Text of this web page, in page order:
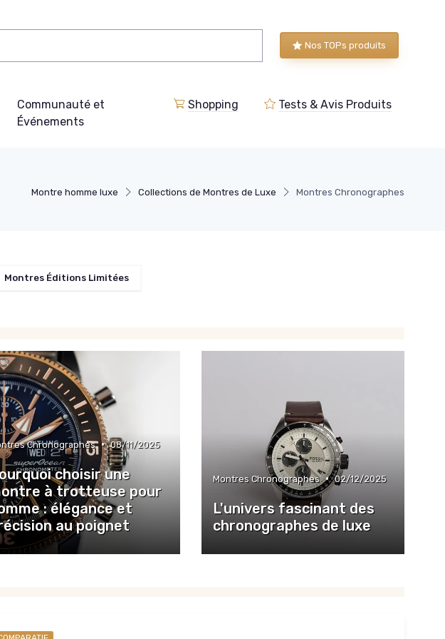
Nos TOPs produits
Communauté et
Événements
Shopping Tests & Avis Produits
Montre homme luxe Collections de Montres de Luxe Montres Chronographes
Montres Éditions Limitées
Chronographes • 08/11/2025
choisir une
à trotteuse pour
: élégance et
au poignet
Montres Chronographes • 02/12/2025
L'univers fascinant des
chronographes de luxe